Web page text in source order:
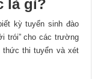
là gì?
kỳ tuyển sinh đào
trói” cho các trường
thức thi tuyển và xét